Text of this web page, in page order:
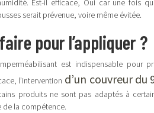
Est-il efficace, Oui car une fois
serait prévenue, voire même évitée.
pour l’appliquer ?
imperméabilisant est indispensable pour
l’intervention d’un couvreur du
produits ne sont pas adaptés à
de la compétence.